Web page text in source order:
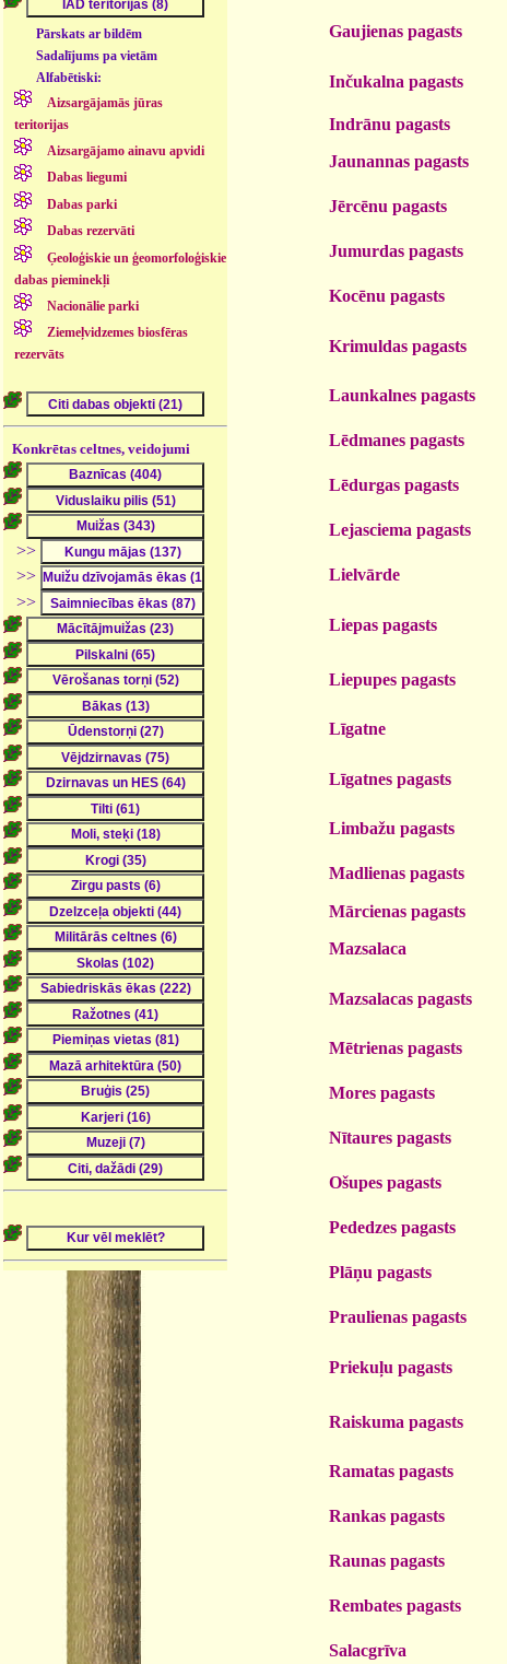
Pārskats ar bildēm
Sadalījums pa vietām
Alfabētiski:
Aizsargājamās jūras
teritorijas
Aizsargājamo ainavu apvidi
Dabas liegumi
Dabas parki
Dabas rezervāti
Ģeoloģiskie un ģeomorfoloģiskie
dabas pieminekļi
Nacionālie parki
Ziemeļvidzemes biosfēras
rezervāts
Konkrētas celtnes, veidojumi
>>
>>
>>
Gaujienas pagasts
Inčukalna pagasts
Indrānu pagasts
Jaunannas pagasts
Jērcēnu pagasts
Jumurdas pagasts
Kocēnu pagasts
Krimuldas pagasts
Launkalnes pagasts
Lēdmanes pagasts
Lēdurgas pagasts
Lejasciema pagasts
Lielvārde
Liepas pagasts
Liepupes pagasts
Līgatne
Līgatnes pagasts
Limbažu pagasts
Madlienas pagasts
Mārcienas pagasts
Mazsalaca
Mazsalacas pagasts
Mētrienas pagasts
Mores pagasts
Nītaures pagasts
Ošupes pagasts
Pededzes pagasts
Plāņu pagasts
Praulienas pagasts
Priekuļu pagasts
Raiskuma pagasts
Ramatas pagasts
Rankas pagasts
Raunas pagasts
Rembates pagasts
Salacgrīva